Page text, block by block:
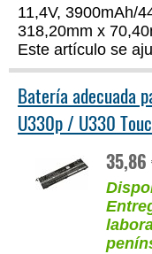
11,4V, 3900mAh/
318,20mm x
Este artículo se
Batería adecuada
U330p / U330